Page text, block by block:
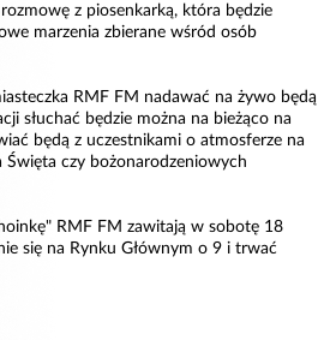
z piosenkarką, która będzie
marzenia zbierane wśród osób
RMF FM nadawać na żywo będą
słuchać będzie można na bieżąco na
będą z uczestnikami o atmosferze na
Święta czy bożonarodzeniowych
RMF FM zawitają w sobotę 18
się na Rynku Głównym o 9 i trwać